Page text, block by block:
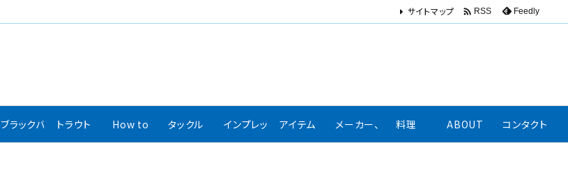
ブラックバス トラウト How to タックル インプレッション、口コミ
アイテム メーカー、著名人リンク集
料理 ABOUT コンタクト
サイトマップ  RSS Feedly